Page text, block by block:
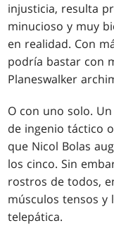
injusticia, resulta
minucioso y muy
en realidad. Con
podría bastar con
Planeswalker
O con uno solo.
de ingenio táctico
que Nicol Bolas
los cinco. Sin
rostros de todos,
músculos tensos y
telepática.